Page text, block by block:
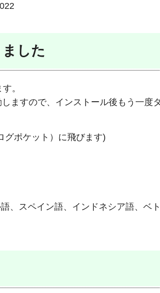
した
。
ますので、インストール後もう一度
グポケット）に飛びます)
、スペイン語、インドネシア語、ベ